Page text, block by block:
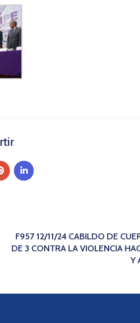
F957 12/11/24 CABILDO DE
DE 3 CONTRA LA VIOLENCIA
Y